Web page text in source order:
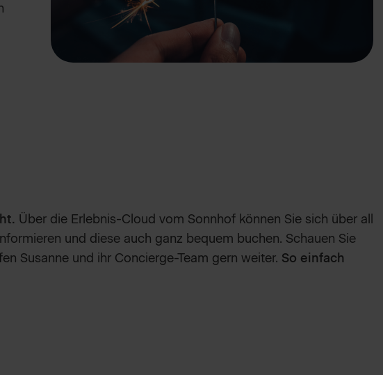
Über die Erlebnis-Cloud vom Sonnhof können Sie sich über all
und diese auch ganz bequem buchen. Schauen Sie
Susanne und ihr Concierge-Team gern weiter. So einfach